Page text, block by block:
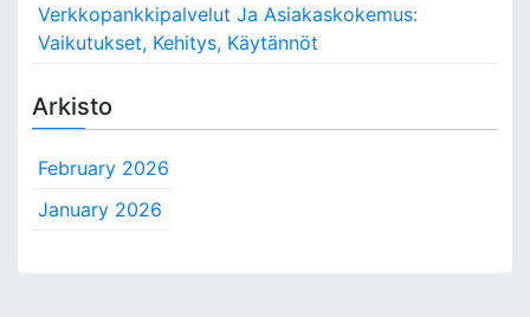
Verkkopankkipalvelut Ja Asiakaskokemus:
Vaikutukset, Kehitys, Käytännöt
Arkisto
February 2026
January 2026